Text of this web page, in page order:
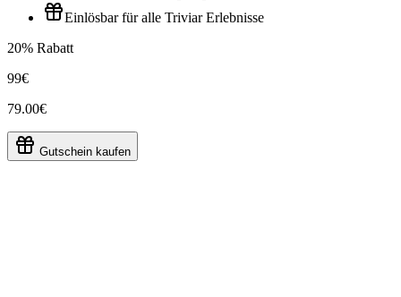
Einlösbar für alle Triviar Erlebnisse
20% Rabatt
99€
79.00€
Gutschein kaufen